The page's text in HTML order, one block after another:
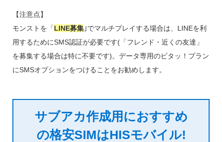
【注意点】
モンストを「LINE募集 ｣でマルチプレイする場合は、LINEを利
用するためにSMS認証が必要です(「フレンド・近くの友達」
を募集する場合は特に不要です)。データ専用のビタッ！プラン
にSMSオプションをつけることをお勧めします。
サブアカ作成用におすすめ
の格安SIMはHISモバイル!